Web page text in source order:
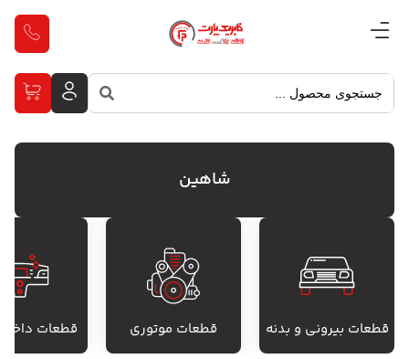
شاهین
قطعات بیرونی و بدنه قطعات موتوری قطعات داخل